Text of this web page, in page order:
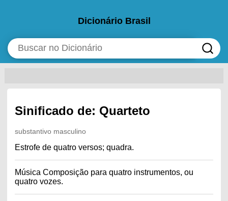
Dicionário Brasil
Sinificado de: Quarteto
substantivo masculino
Estrofe de quatro versos; quadra.
Música Composição para quatro instrumentos, ou
quatro vozes.